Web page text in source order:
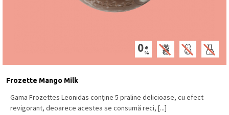
Frozette Mango Milk
Gama Frozettes Leonidas conține 5 praline delicioase, cu efect
revigorant, deoarece acestea se consumă reci, [...]